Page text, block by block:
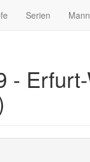
Serien
-